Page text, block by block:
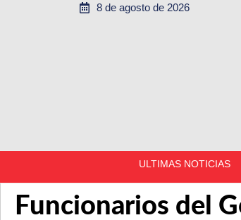
8 de agosto de 2026
ULTIMAS NOTICIAS
Funcionarios del